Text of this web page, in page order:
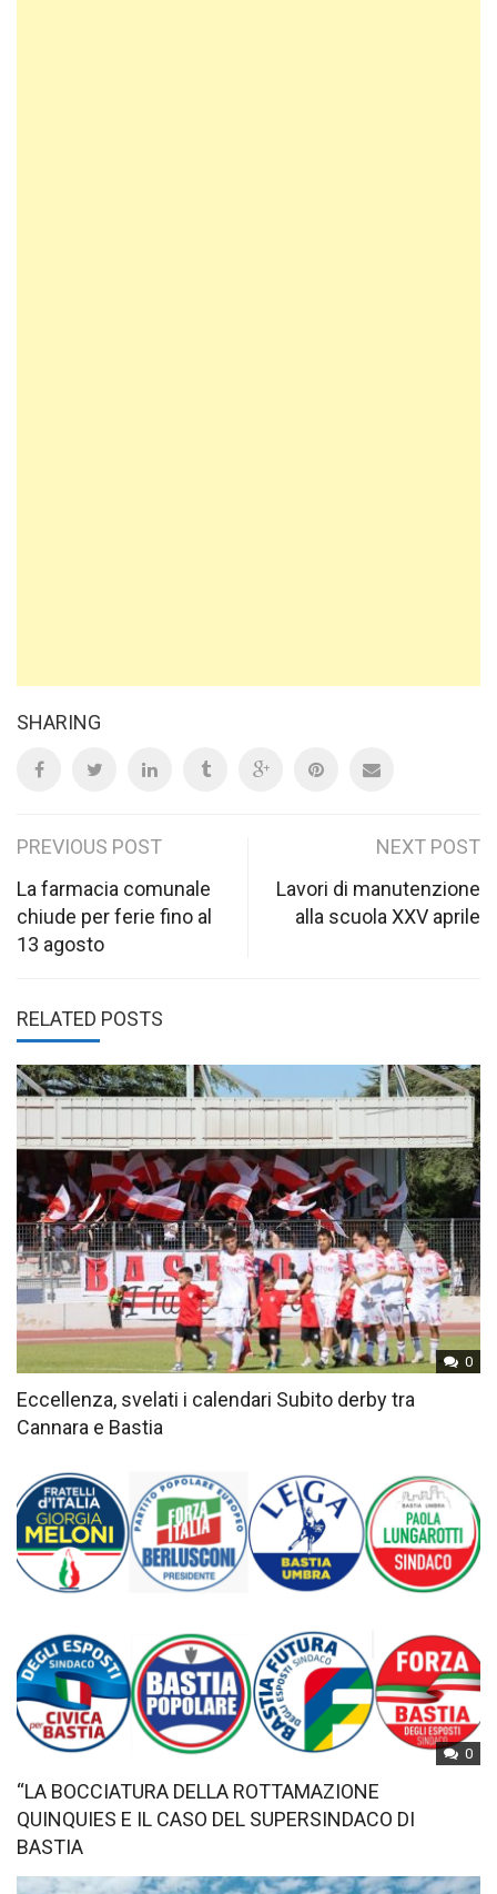
SHARING
Post
navigation
PREVIOUS POST
La farmacia comunale
chiude per ferie fino al
13 agosto
NEXT POST
Lavori di manutenzione
alla scuola XXV aprile
RELATED POSTS
0
Eccellenza, svelati i calendari Subito derby tra
Cannara e Bastia
0
“LA BOCCIATURA DELLA ROTTAMAZIONE
QUINQUIES E IL CASO DEL SUPERSINDACO DI
BASTIA